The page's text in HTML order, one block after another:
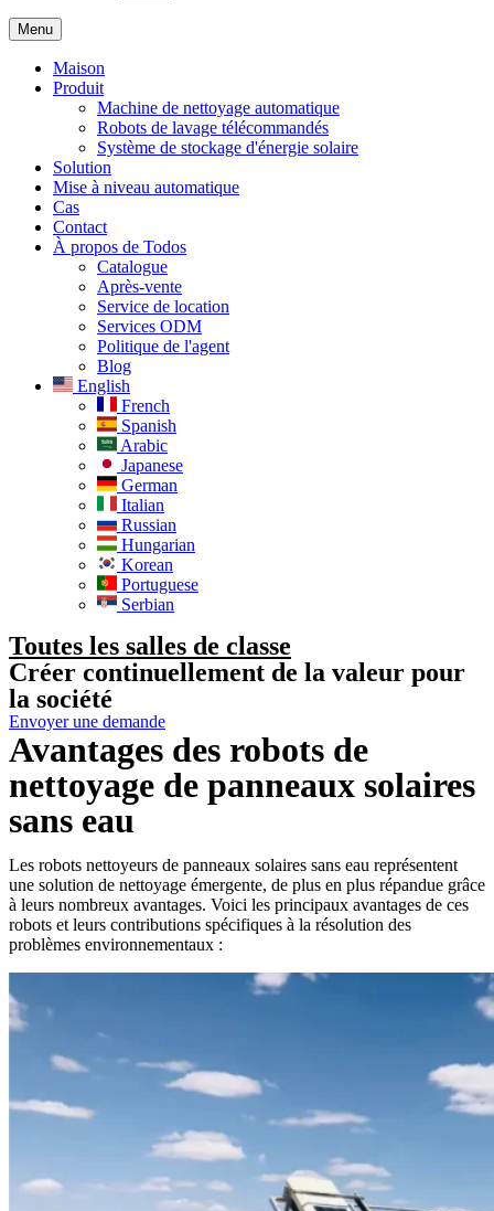
Menu
Maison
Produit
Machine de nettoyage automatique
Robots de lavage télécommandés
Système de stockage d'énergie solaire
Solution​
Mise à niveau automatique
Cas
Contact
À propos de Todos
Catalogue
Après-vente
Service de location
Services ODM
Politique de l'agent
Blog
English
French
Spanish
Arabic
Japanese
German
Italian
Russian
Hungarian
Korean
Portuguese
Serbian
Toutes les salles de classe
Créer continuellement de la valeur pour
la société
Envoyer une demande
Avantages des robots de
nettoyage de panneaux solaires
sans eau
Les robots nettoyeurs de panneaux solaires sans eau représentent
une solution de nettoyage émergente, de plus en plus répandue grâce
à leurs nombreux avantages. Voici les principaux avantages de ces
robots et leurs contributions spécifiques à la résolution des
problèmes environnementaux :